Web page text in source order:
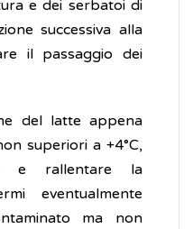
e dei serbatoi di
successiva alla
il passaggio dei
del latte appena
superiori a +4°C,
e rallentare la
eventualmente
ma non